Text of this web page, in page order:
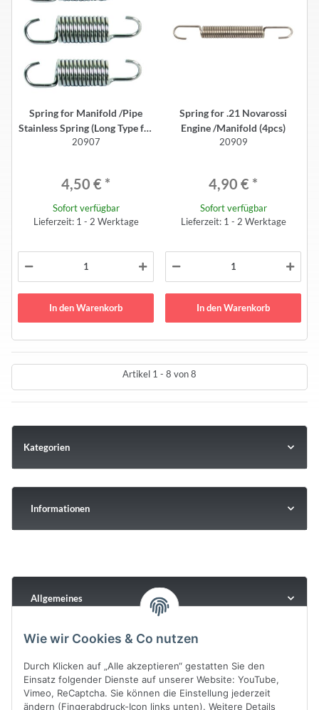
Spring for Manifold /Pipe
Stainless Spring (Long Type for
Novarossi 16/17 Manifold)
20907
4,50 € *
Sofort verfügbar
Lieferzeit: 1 - 2 Werktage
In den Warenkorb
Spring for .21 Novarossi
Engine /Manifold (4pcs)
20909
4,90 € *
Sofort verfügbar
Lieferzeit: 1 - 2 Werktage
In den Warenkorb
Artikel 1 - 8 von 8
Kategorien
Informationen
Allgemeines
Wie wir Cookies & Co nutzen
Durch Klicken auf „Alle akzeptieren“ gestatten Sie den
Einsatz folgender Dienste auf unserer Website: YouTube,
Vimeo, ReCaptcha. Sie können die Einstellung jederzeit
ändern (Fingerabdruck-Icon links unten). Weitere Details